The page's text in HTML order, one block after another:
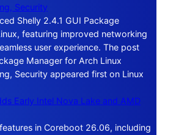
Security
Shelly 2.4.1 GUI Package
featuring improved networking
user experience. The post
Manager for Arch Linux
Security appeared first on Linux
Early Intel Nova Lake and AMD
in Coreboot 26.06, including